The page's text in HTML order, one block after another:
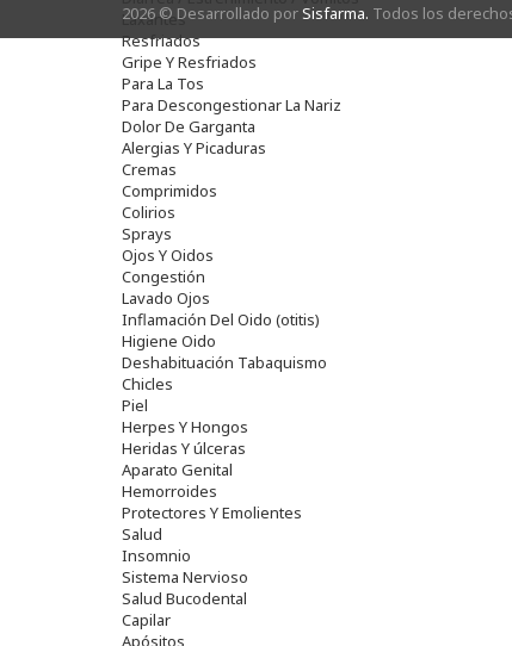
Laxantes
Resfriados
Gripe Y Resfriados
Para La Tos
Para Descongestionar La Nariz
Dolor De Garganta
Alergias Y Picaduras
Cremas
Comprimidos
Colirios
Sprays
Ojos Y Oidos
Congestión
Lavado Ojos
Inflamación Del Oido (otitis)
Higiene Oido
Deshabituación Tabaquismo
Chicles
Piel
Herpes Y Hongos
Heridas Y úlceras
Aparato Genital
Hemorroides
Protectores Y Emolientes
Salud
Insomnio
Sistema Nervioso
Salud Bucodental
Capilar
Apósitos
2026 © Desarrollado porSisfarma. Todos los